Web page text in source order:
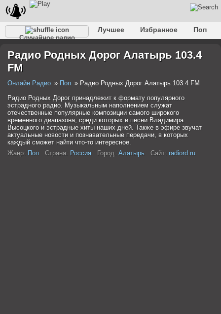
Случайное радио
Лучшее Избранное
Поп
Разговорное
Рэп Транс Дип-хаус
Фолк
Джаз
Радио Родных Дорог Алатырь 103.4
FM
Онлайн Радио Поп
Радио Родных Дорог Алатырь 103.4 FM
Радио Родных Дорог принадлежит к формату популярного
эстрадного радио. Музыкальным наполнением служат
отечественные популярные композиции самого широкого
временного диапазона, среди которых и песни Владимира
Высоцкого и эстрадные хиты наших дней. Также в эфире звучат
актуальные новости и познавательные передачи, в которых
каждый сможет найти что-то интересное.
Жанр: Поп Страна: Россия Город: Алатырь Сайт: radiord.ru